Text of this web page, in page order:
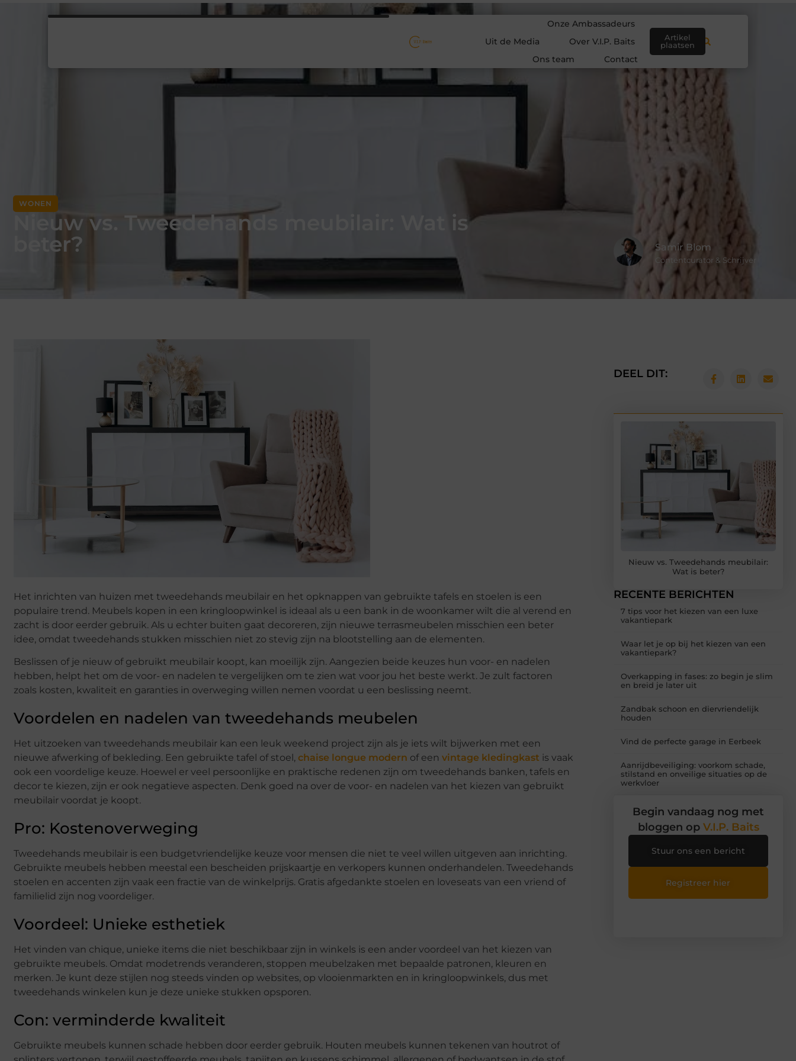
Onze Ambassadeurs
Uit de Media
Over V.I.P. Baits
Ons team
Contact
Artikel
plaatsen
WONEN
Nieuw vs. Tweedehands meubilair: Wat is
beter?
Samir Blom
Contentcurator & Schrijver
Het inrichten van huizen met tweedehands meubilair en het opknappen van gebruikte tafels en stoelen is een
populaire trend. Meubels kopen in een kringloopwinkel is ideaal als u een bank in de woonkamer wilt die al verend en
zacht is door eerder gebruik. Als u echter buiten gaat decoreren, zijn nieuwe terrasmeubelen misschien een beter
idee, omdat tweedehands stukken misschien niet zo stevig zijn na blootstelling aan de elementen.
Beslissen of je nieuw of gebruikt meubilair koopt, kan moeilijk zijn. Aangezien beide keuzes hun voor- en nadelen
hebben, helpt het om de voor- en nadelen te vergelijken om te zien wat voor jou het beste werkt. Je zult factoren
zoals kosten, kwaliteit en garanties in overweging willen nemen voordat u een beslissing neemt.
Voordelen en nadelen van tweedehands meubelen
Het uitzoeken van tweedehands meubilair kan een leuk weekend project zijn als je iets wilt bijwerken met een
nieuwe afwerking of bekleding. Een gebruikte tafel of stoel, chaise longue modern of een vintage kledingkast is vaak
ook een voordelige keuze. Hoewel er veel persoonlijke en praktische redenen zijn om tweedehands banken, tafels en
decor te kiezen, zijn er ook negatieve aspecten. Denk goed na over de voor- en nadelen van het kiezen van gebruikt
meubilair voordat je koopt.
Pro: Kostenoverweging
Tweedehands meubilair is een budgetvriendelijke keuze voor mensen die niet te veel willen uitgeven aan inrichting.
Gebruikte meubels hebben meestal een bescheiden prijskaartje en verkopers kunnen onderhandelen. Tweedehands
stoelen en accenten zijn vaak een fractie van de winkelprijs. Gratis afgedankte stoelen en loveseats van een vriend of
familielid zijn nog voordeliger.
Voordeel: Unieke esthetiek
Het vinden van chique, unieke items die niet beschikbaar zijn in winkels is een ander voordeel van het kiezen van
gebruikte meubels. Omdat modetrends veranderen, stoppen meubelzaken met bepaalde patronen, kleuren en
merken. Je kunt deze stijlen nog steeds vinden op websites, op vlooienmarkten en in kringloopwinkels, dus met
tweedehands winkelen kun je deze unieke stukken opsporen.
Con: verminderde kwaliteit
Gebruikte meubels kunnen schade hebben door eerder gebruik. Houten meubels kunnen tekenen van houtrot of
DEEL DIT:
Nieuw vs. Tweedehands meubilair:
Wat is beter?
RECENTE BERICHTEN
7 tips voor het kiezen van een luxe
vakantiepark
Waar let je op bij het kiezen van een
vakantiepark?
Overkapping in fases: zo begin je slim
en breid je later uit
Zandbak schoon en diervriendelijk
houden
Vind de perfecte garage in Eerbeek
Aanrijdbeveiliging: voorkom schade,
stilstand en onveilige situaties op de
werkvloer
Begin vandaag nog met
bloggen op V.I.P. Baits
Stuur ons een bericht
Registreer hier